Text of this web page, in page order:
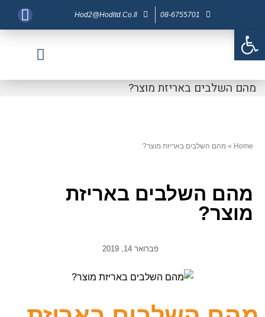
פתח סרגל נגישות
08-6755701
Hod2@hodltd.co.il
מהם השלבים באריזת מוצר?
Home
» מהם השלבים באריזת מוצר?
מהם השלבים באריזת
מוצר?
פברואר 14, 2019